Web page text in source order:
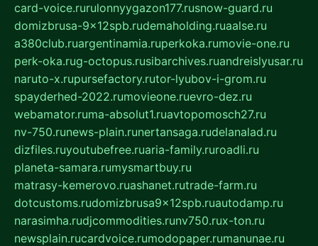
card-voice.rurulonnyygazon177.rusnow-guard.ru
domizbrusa-9x12spb.rudemaholding.ruaalse.ru
a380club.ruargentinamia.ruperkoka.rumovie-one.ru
perk-oka.rug-octopus.rusibarchives.ruandreislyusar.ru
naruto-x.rupursefactory.rutor-lyubov-i-grom.ru
spayderhed-2022.rumovieone.ruevro-dez.ru
webamator.ruma-absolut1.ruavtopomosch27.ru
nv-750.runews-plain.runertansaga.rudelanalad.ru
dizfiles.ruyoutubefree.ruaria-family.ruroadli.ru
planeta-samara.rumysmartbuy.ru
matrasy-kemerovo.ruashanet.rutrade-farm.ru
dotcustoms.rudomizbrusa9x12spb.ruautodamp.ru
narasimha.rudjcommodities.runv750.rux-ton.ru
newsplain.rucardvoice.rumodopaper.rumanunae.ru